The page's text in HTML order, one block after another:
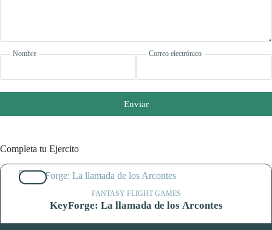
Nombre Correo electrónico
Enviar
Completa tu Ejercito
FANTASY FLIGHT GAMES
KeyForge: La llamada de los Arcontes